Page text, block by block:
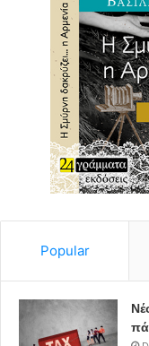
Popular